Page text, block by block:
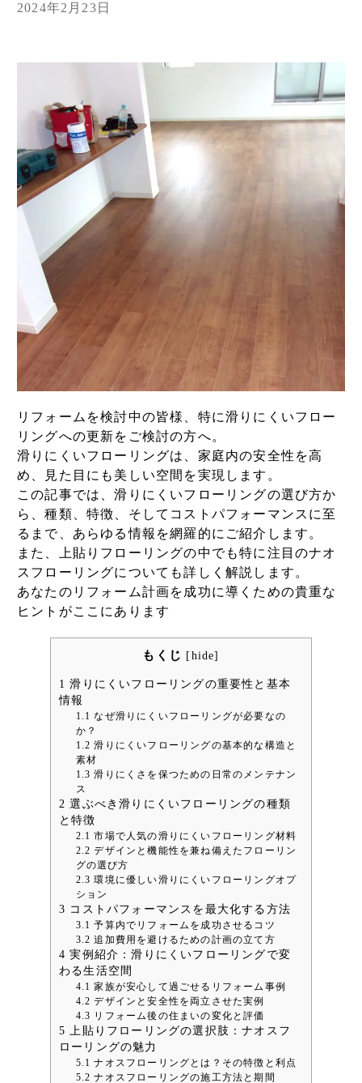
2024年2月23日
リフォームを検討中の皆様、特に滑りにくいフロー
リングへの更新をご検討の方へ。
滑りにくいフローリングは、家庭内の安全性を高
め、見た目にも美しい空間を実現します。
この記事では、滑りにくいフローリングの選び方か
ら、種類、特徴、そしてコストパフォーマンスに至
るまで、あらゆる情報を網羅的にご紹介します。
また、上貼りフローリングの中でも特に注目のナオ
スフローリングについても詳しく解説します。
あなたのリフォーム計画を成功に導くための貴重な
ヒントがここにあります
もくじ [ hide]
1 滑りにくいフローリングの重要性と基本
情報
1.1 なぜ滑りにくいフローリングが必要なの
か？
1.2 滑りにくいフローリングの基本的な構造と
素材
1.3 滑りにくさを保つための日常のメンテナン
ス
2 選ぶべき滑りにくいフローリングの種類
と特徴
2.1 市場で人気の滑りにくいフローリング材料
2.2 デザインと機能性を兼ね備えたフローリン
グの選び方
2.3 環境に優しい滑りにくいフローリングオプ
ション
3 コストパフォーマンスを最大化する方法
3.1 予算内でリフォームを成功させるコツ
3.2 追加費用を避けるための計画の立て方
4 実例紹介：滑りにくいフローリングで変
わる生活空間
4.1 家族が安心して過ごせるリフォーム事例
4.2 デザインと安全性を両立させた実例
4.3 リフォーム後の住まいの変化と評価
5 上貼りフローリングの選択肢：ナオスフ
ローリングの魅力
5.1 ナオスフローリングとは？その特徴と利点
5.2 ナオスフローリングの施工方法と期間